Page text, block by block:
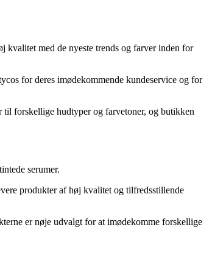
kvalitet med de nyeste trends og farver inden for
for deres imødekommende kundeservice og for
til forskellige hudtyper og farvetoner, og butikken
serumer.
produkter af høj kvalitet og tilfredsstillende
er nøje udvalgt for at imødekomme forskellige